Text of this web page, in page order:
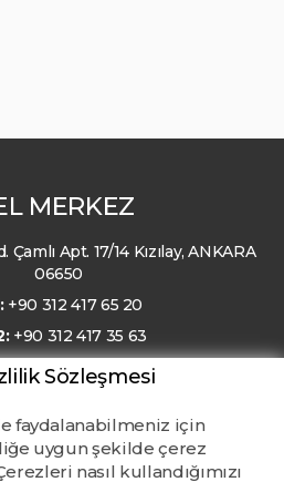
MERKEZ
Apt. 17/14 Kızılay, ANKARA
06650
+90 312 417 65 20
+90 312 417 35 63
kmo@kmo.org.tr
Sözleşmesi
faydalanabilmeniz için
uygun şekilde çerez
nasıl kullandığımızı